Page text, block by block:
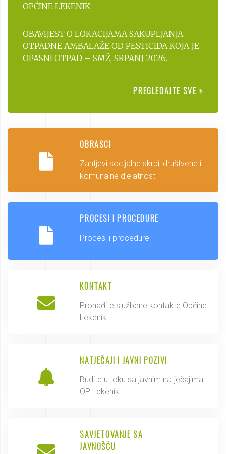
OPĆINE LEKENIK
OBAVIJEST O LOKACIJAMA SAKUPLJANJA
OTPADNE AMBALAŽE OD PESTICIDA KOJA JE
OPASNI OTPAD – SMŽ, SRPANJ 2026.
PREGLEDAJTE SVE
OBRASCI
Zahtjevi socijalne skrbi, društvene i
komunalne djelatnosti
PROCESI I PROCEDURE
Procesi i procedure
KONTAKT
Pronađite službene kontakte Općine
Lekenik
NATJEČAJI I JAVNI POZIVI
Budite u toku sa javnim natječajima
OP Lekenik
SAVJETOVANJE SA
JAVNOŠĆU